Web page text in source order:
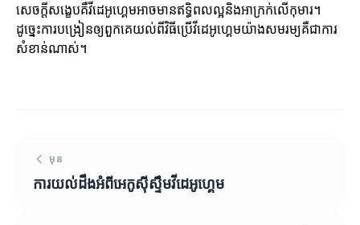
សេចក្ដីសង្ខេបគឺវីដេអូហ្គេមអាចមានឥទ្ធិពលល្អនិងអាក្រក់លើកុមារ។
ដូច្នេះការបង្រៀនឲ្យពួកគេយល់ពីវិធីប្រើវីដេអូហ្គេមយ៉ាងសមរម្យគឺជាការ
សំខាន់ណាស់។
មុន
ការយល់ដឹងអំពីអេកូស៊ីស្ទឹមវីដេអូហ្គេម